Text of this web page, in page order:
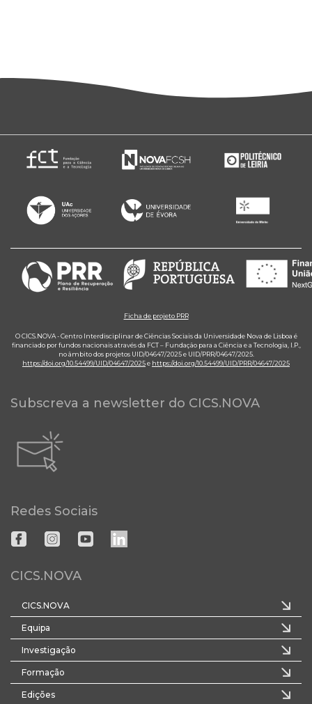
Ficha de projeto PRR
O CICS.NOVA - Centro Interdisciplinar de Ciências Sociais da Universidade Nova de Lisboa é
financiado por fundos nacionais através da FCT – Fundação para a Ciência e a Tecnologia, I.P.,
no âmbito dos projetos UID/04647/2025 e UID/PRR/04647/2025.
https://doi.org/10.54499/UID/04647/2025e https://doi.org/10.54499/UID/PRR/04647/2025
Subscreva a newsletter do CICS.NOVA
Redes Sociais
CICS.NOVA
CICS.NOVA
Equipa
Investigação
Formação
Edições